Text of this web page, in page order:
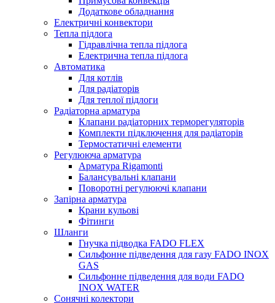
Додаткове обладнання
Електричні конвектори
Тепла підлога
Гідравлічна тепла підлога
Електрична тепла підлога
Автоматика
Для котлів
Для радіаторів
Для теплої підлоги
Радіаторна арматура
Клапани радіаторних терморегуляторів
Комплекти підключення для радіаторів
Термостатичні елементи
Регулююча арматура
Арматура Rigamonti
Балансувальні клапани
Поворотні регулюючі клапани
Запірна арматура
Крани кульові
Фітинги
Шланги
Гнучка підводка FADO FLEX
Сильфонне підведення для газу FADO INOX
GAS
Сильфонне підведення для води FADO
INOX WATER
Сонячні колектори